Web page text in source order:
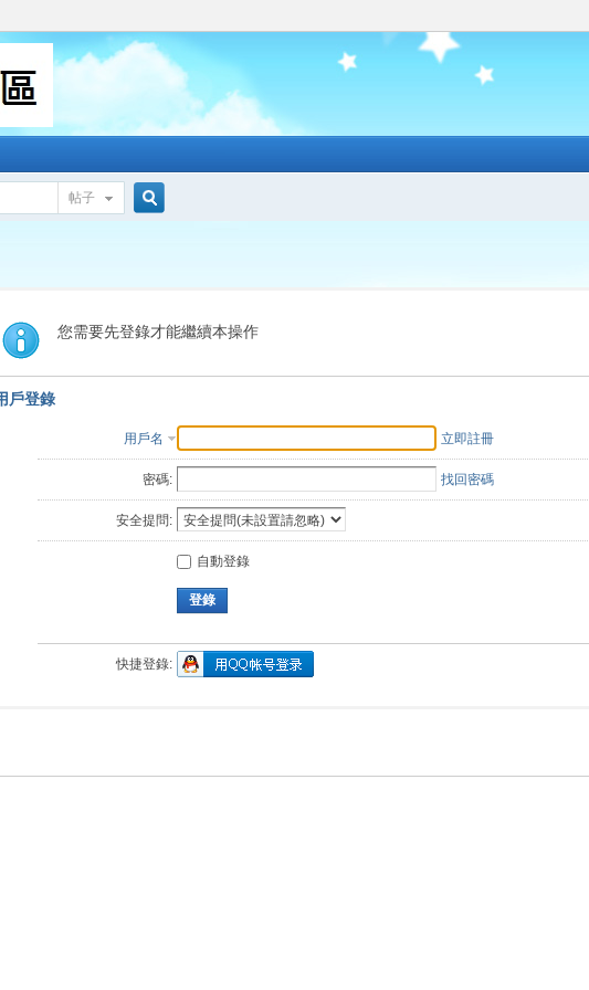
帖子
索
您需要先登錄才能繼續本操作
戶登錄
用戶名 立即註冊
密碼: 找回密碼
安全提問:
自動登錄
登錄
快捷登錄: